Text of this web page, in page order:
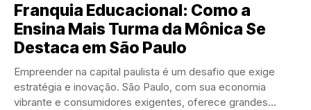
Franquia Educacional: Como a
Ensina Mais Turma da Mônica Se
Destaca em São Paulo
Empreender na capital paulista é um desafio que exige
estratégia e inovação. São Paulo, com sua economia
vibrante e consumidores exigentes, oferece grandes...